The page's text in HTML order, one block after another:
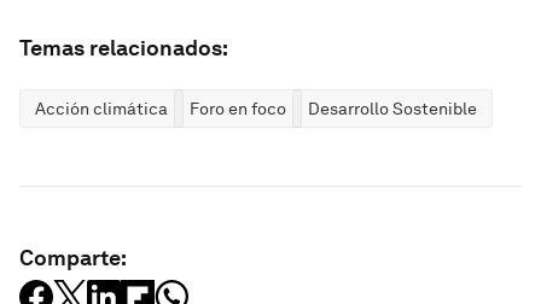
Temas relacionados:
Acción climática Foro en foco Desarrollo Sostenible
Comparte: